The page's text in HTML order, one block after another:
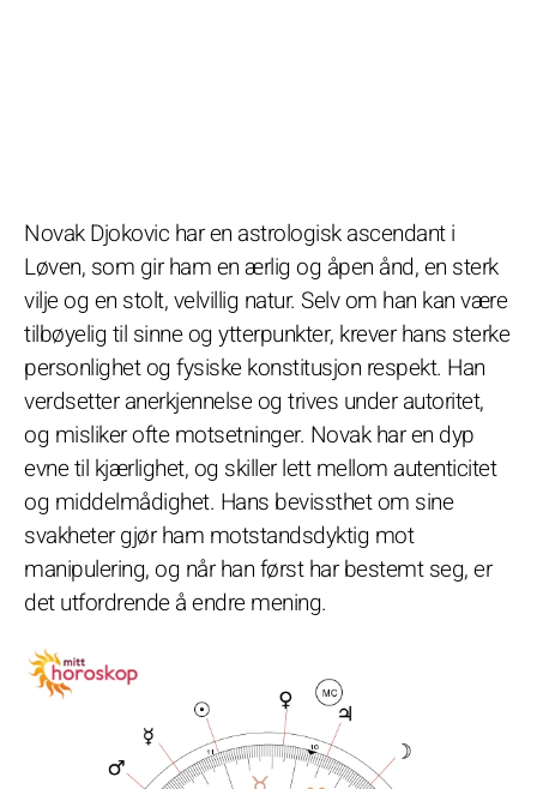
Novak Djokovic har en astrologisk ascendant i
Løven, som gir ham en ærlig og åpen ånd, en sterk
vilje og en stolt, velvillig natur. Selv om han kan være
tilbøyelig til sinne og ytterpunkter, krever hans sterke
personlighet og fysiske konstitusjon respekt. Han
verdsetter anerkjennelse og trives under autoritet,
og misliker ofte motsetninger. Novak har en dyp
evne til kjærlighet, og skiller lett mellom autenticitet
og middelmådighet. Hans bevissthet om sine
svakheter gjør ham motstandsdyktig mot
manipulering, og når han først har bestemt seg, er
det utfordrende å endre mening.